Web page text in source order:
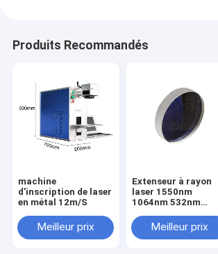
Produits Recommandés
machine
d'inscription de laser
en métal 12m/S
Meilleur prix
Extenseur à rayon
laser 1550nm
1064nm 532nm
266nm de fibre
Meilleur prix